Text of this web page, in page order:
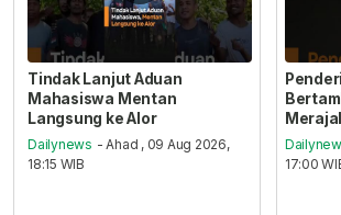
Tindak Lanjut Aduan
Mahasiswa Mentan
Langsung ke Alor
Dailynews - Ahad , 09 Aug 2026,
18:15 WIB
17:00